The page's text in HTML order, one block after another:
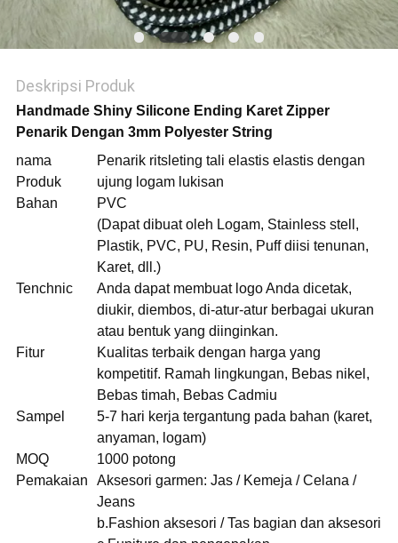
Deskripsi Produk
Handmade Shiny Silicone Ending Karet Zipper
Penarik Dengan 3mm Polyester String
nama
Produk
Penarik ritsleting tali elastis elastis dengan
ujung logam lukisan
Bahan
PVC
(Dapat dibuat oleh Logam, Stainless stell,
Plastik, PVC, PU, ​​Resin, Puff diisi tenunan,
Karet, dll.)
Tenchnic
Anda dapat membuat logo Anda dicetak,
diukir, diembos, di-atur-atur berbagai ukuran
atau bentuk yang diinginkan.
Fitur
Kualitas terbaik dengan harga yang
kompetitif. Ramah lingkungan, Bebas nikel,
Bebas timah, Bebas Cadmiu
Sampel
5-7 hari kerja tergantung pada bahan (karet,
anyaman, logam)
MOQ
1000 potong
Pemakaian
Aksesori garmen: Jas / Kemeja / Celana /
Jeans
b.Fashion aksesori / Tas bagian dan aksesori